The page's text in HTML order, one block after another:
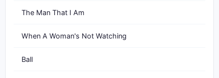
The Man That I Am
When A Woman's Not Watching
Ball